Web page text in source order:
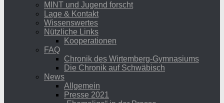
MINT und Jugend forscht
Lage & Kontakt
Wissenswertes
Nützliche Links
Kooperationen
FAQ
Chronik des Wirtemberg-Gymnasiums
Die Chronik auf Schwäbisch
News
Allgemein
Presse 2021